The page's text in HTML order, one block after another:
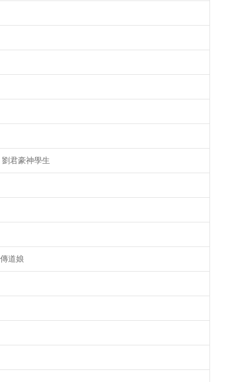
君豪神學生
道娘